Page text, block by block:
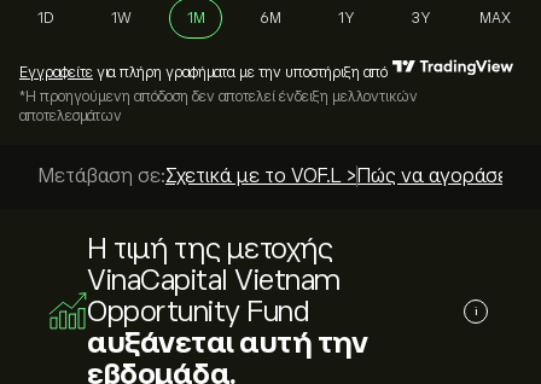
1D 1W 1M 6M 1Y 3Y MAX
Εγγραφείτε για πλήρη γραφήματα με την υποστήριξη από
*Η προηγούμενη απόδοση δεν αποτελεί ένδειξη μελλοντικών
αποτελεσμάτων
Μετάβαση σε:Σχετικά με το VOF.L > Πώς να αγοράσετε;
Η τιμή της μετοχής
VinaCapital Vietnam
Opportunity Fund
αυξάνεται αυτή την
εβδομάδα.
i